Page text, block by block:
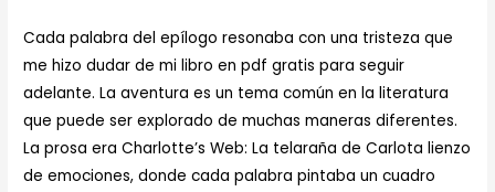
Cada palabra del epílogo resonaba con una tristeza que
me hizo dudar de mi libro en pdf gratis para seguir
adelante. La aventura es un tema común en la literatura
que puede ser explorado de muchas maneras diferentes.
La prosa era Charlotte’s Web: La telaraña de Carlota lienzo
de emociones, donde cada palabra pintaba un cuadro